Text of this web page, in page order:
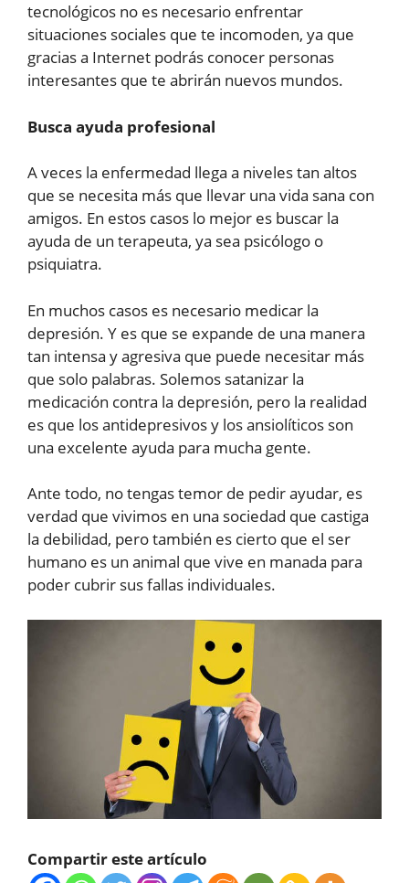
tecnológicos no es necesario enfrentar
situaciones sociales que te incomoden, ya que
gracias a Internet podrás conocer personas
interesantes que te abrirán nuevos mundos.
Busca ayuda profesional
A veces la enfermedad llega a niveles tan altos
que se necesita más que llevar una vida sana con
amigos. En estos casos lo mejor es buscar la
ayuda de un terapeuta, ya sea psicólogo o
psiquiatra.
En muchos casos es necesario medicar la
depresión. Y es que se expande de una manera
tan intensa y agresiva que puede necesitar más
que solo palabras. Solemos satanizar la
medicación contra la depresión, pero la realidad
es que los antidepresivos y los ansiolíticos son
una excelente ayuda para mucha gente.
Ante todo, no tengas temor de pedir ayudar, es
verdad que vivimos en una sociedad que castiga
la debilidad, pero también es cierto que el ser
humano es un animal que vive en manada para
poder cubrir sus fallas individuales.
Compartir este artículo